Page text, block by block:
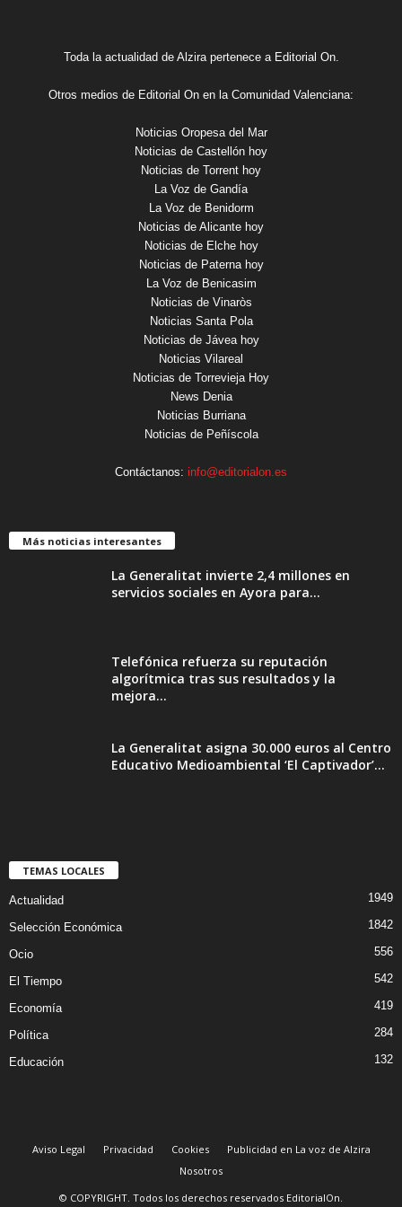
Toda la actualidad de Alzira pertenece a Editorial On.
Otros medios de Editorial On en la Comunidad Valenciana:
Noticias Oropesa del Mar
Noticias de Castellón hoy
Noticias de Torrent hoy
La Voz de Gandía
La Voz de Benidorm
Noticias de Alicante hoy
Noticias de Elche hoy
Noticias de Paterna hoy
La Voz de Benicasim
Noticias de Vinaròs
Noticias Santa Pola
Noticias de Jávea hoy
Noticias Vilareal
Noticias de Torrevieja Hoy
News Denia
Noticias Burriana
Noticias de Peñíscola
Contáctanos: info@editorialon.es
Más noticias interesantes
La Generalitat invierte 2,4 millones en
servicios sociales en Ayora para...
Telefónica refuerza su reputación
algorítmica tras sus resultados y la
mejora...
La Generalitat asigna 30.000 euros al Centro
Educativo Medioambiental ‘El Captivador’...
TEMAS LOCALES
Actualidad 1949
Selección Económica 1842
Ocio 556
El Tiempo 542
Economía 419
Política 284
Educación 132
Aviso Legal Privacidad Cookies
Publicidad en La voz de Alzira
Nosotros
© COPYRIGHT. Todos los derechos reservados EditorialOn.